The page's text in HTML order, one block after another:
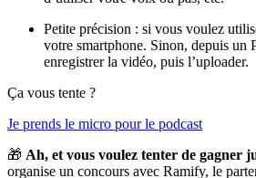
Petite précision : si vous voulez
votre smartphone. Sinon, depuis un
enregistrer la vidéo, puis l’uploader.
Ça vous tente ?
Je prends le micro pour le podcast
🎁 Ah, et vous voulez tenter de gagner
organise un concours avec Ramify, le